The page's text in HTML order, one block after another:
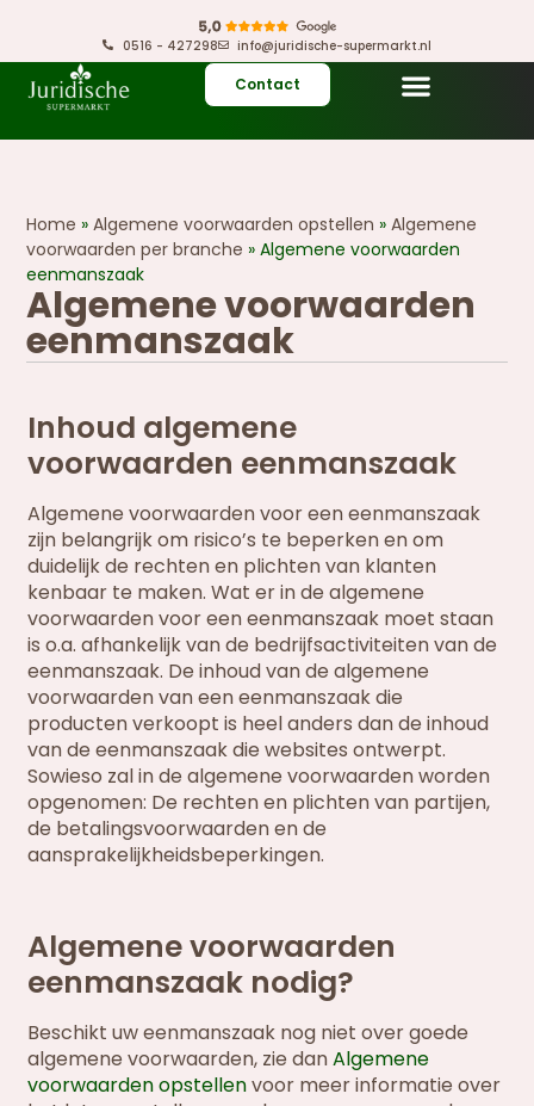
0516 - 427298 info@juridische-supermarkt.nl
Contact
Algemene voorwaarden
eenmanszaak
Home »Algemene voorwaarden opstellen »Algemene
voorwaarden per branche »Algemene voorwaarden
eenmanszaak
Inhoud algemene
voorwaarden eenmanszaak
Algemene voorwaarden voor een eenmanszaak
zijn belangrijk om risico’s te beperken en om
duidelijk de rechten en plichten van klanten
kenbaar te maken. Wat er in de algemene
voorwaarden voor een eenmanszaak moet staan
is o.a. afhankelijk van de bedrijfsactiviteiten van de
eenmanszaak. De inhoud van de algemene
voorwaarden van een eenmanszaak die
producten verkoopt is heel anders dan de inhoud
van de eenmanszaak die websites ontwerpt.
Sowieso zal in de algemene voorwaarden worden
opgenomen: De rechten en plichten van partijen,
de betalingsvoorwaarden en de
aansprakelijkheidsbeperkingen.
Algemene voorwaarden
eenmanszaak nodig?
Beschikt uw eenmanszaak nog niet over goede
algemene voorwaarden, zie danAlgemene
voorwaarden opstellenvoor meer informatie over